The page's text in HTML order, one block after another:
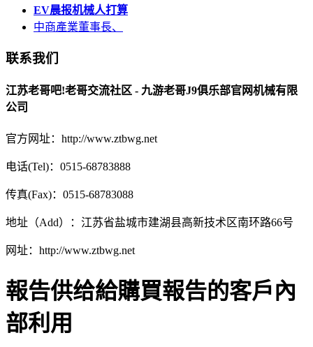
EV晨报机械人打算
中商產業董事長、
联系我们
江苏老哥吧!老哥交流社区 - 九游老哥J9俱乐部官网机械有限
公司
官方网址：http://www.ztbwg.net
电话(Tel)：0515-68783888
传真(Fax)：0515-68783088
地址（Add）：江苏省盐城市建湖县高新技术区南环路66号
网址：http://www.ztbwg.net
報告供给給購買報告的客戶內
部利用